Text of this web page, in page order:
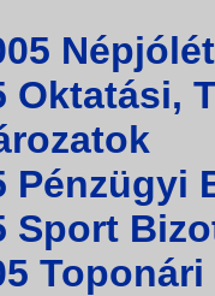
Oktatási,
Sport